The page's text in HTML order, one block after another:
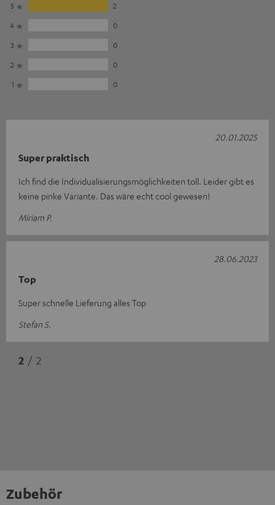
5
2
4
0
3
0
2
0
1
0
Super praktisch
Ich find die Individualisierungsmöglichkeiten toll. Leider gibt es
keine pinke Variante. Das wäre echt cool gewesen!
Miriam P.
20.01.2025
Top
Super schnelle Lieferung alles Top
Stefan S.
28.06.2023
2 / 2
Zubehör